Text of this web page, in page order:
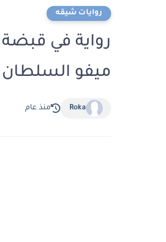
روايات شيقه
ميفو السلطان
Roka منذ عام